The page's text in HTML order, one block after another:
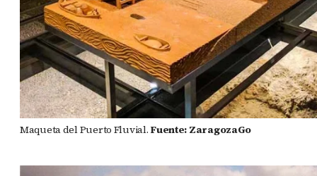
Maqueta del Puerto Fluvial. Fuente: ZaragozaGo